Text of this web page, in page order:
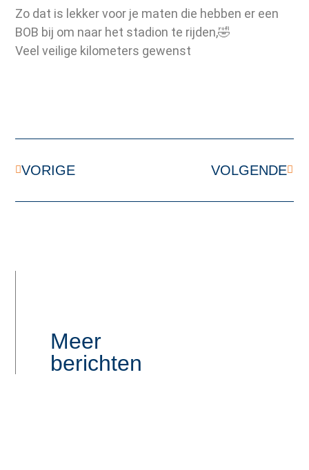
Zo dat is lekker voor je maten die hebben er een
BOB bij om naar het stadion te rijden,🤣
Veel veilige kilometers gewenst
VORIGE VOLGENDE
Meer
berichten